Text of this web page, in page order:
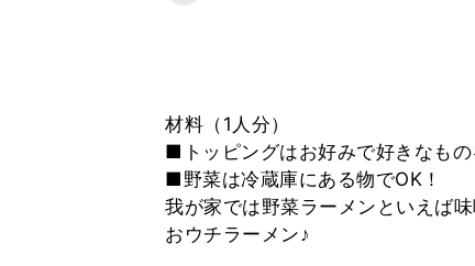
材料（1人分）
■トッピングはお好みで好きなもの
■野菜は冷蔵庫にある物でOK！
我が家では野菜ラーメンといえば
おウチラーメン♪